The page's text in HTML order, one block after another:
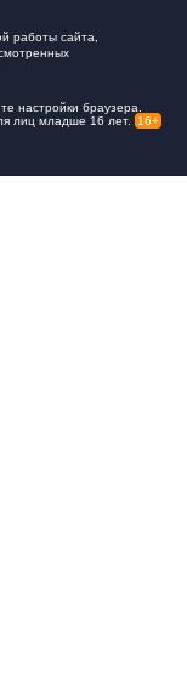
работы сайта,
настройки браузера.
лиц младше 16 лет.
16+